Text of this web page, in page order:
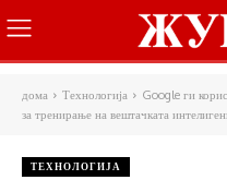
дома Технологија
Google ги
за тренирање на вештачката
ТЕХНОЛОГИЈА